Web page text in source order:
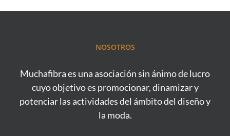
NOSOTROS
Muchafibra es una asociación sin ánimo de lucro
cuyo objetivo es promocionar, dinamizar y
potenciar las actividades del ámbito del diseño y
la moda.